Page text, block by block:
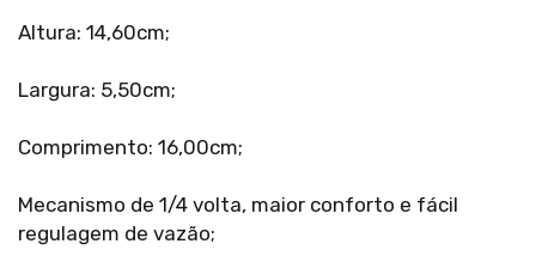
Altura: 14,60cm;
Largura: 5,50cm;
Comprimento: 16,00cm;
Mecanismo de 1/4 volta, maior conforto e fácil
regulagem de vazão;